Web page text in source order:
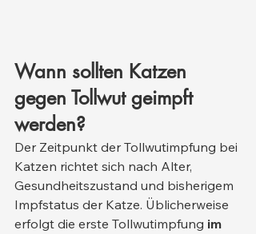
Wann sollten Katzen
gegen Tollwut geimpft
werden?
Der Zeitpunkt der Tollwutimpfung bei
Katzen richtet sich nach Alter,
Gesundheitszustand und bisherigem
Impfstatus der Katze. Üblicherweise
erfolgt die erste Tollwutimpfung im